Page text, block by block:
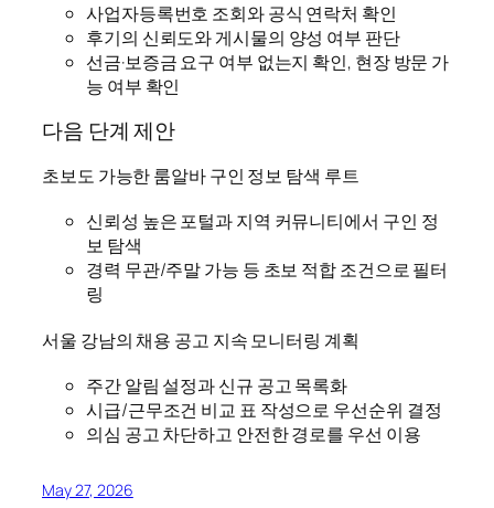
사업자등록번호 조회와 공식 연락처 확인
후기의 신뢰도와 게시물의 양성 여부 판단
선금·보증금 요구 여부 없는지 확인, 현장 방문 가
능 여부 확인
다음 단계 제안
초보도 가능한 룸알바 구인 정보 탐색 루트
신뢰성 높은 포털과 지역 커뮤니티에서 구인 정
보 탐색
경력 무관/주말 가능 등 초보 적합 조건으로 필터
링
서울 강남의 채용 공고 지속 모니터링 계획
주간 알림 설정과 신규 공고 목록화
시급/근무조건 비교 표 작성으로 우선순위 결정
의심 공고 차단하고 안전한 경로를 우선 이용
May 27, 2026